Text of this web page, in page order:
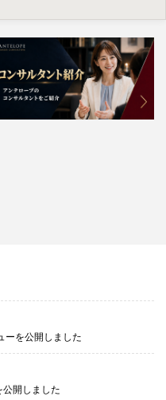
ーを公開しました
公開しました